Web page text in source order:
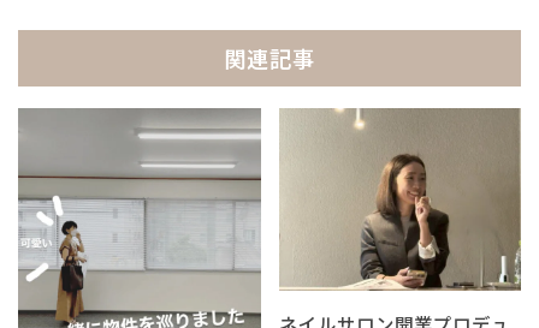
関連記事
ネイルサロン開業プロデュ